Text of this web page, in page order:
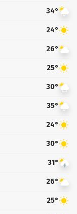
34°
24°
26°
25°
30°
35°
24°
30°
31°
26°
25°